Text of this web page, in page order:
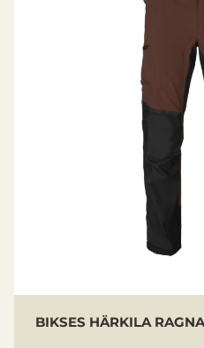
Jostas kreisajā pusē
Priekšpusē kabatas
Uz gurniem kabatas
Uz rāvējslēdzējiem
Platuma regulēšana
DWR apstrāde
Materiāls: 96%
BIKSES HÄRKILA